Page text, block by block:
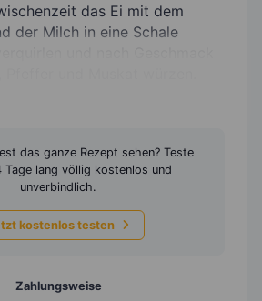
das Ei mit dem
der Milch in eine Schale
das ganze Rezept sehen? Teste
Tage lang völlig kostenlos und
unverbindlich.
kostenlos testen
Zahlungsweise